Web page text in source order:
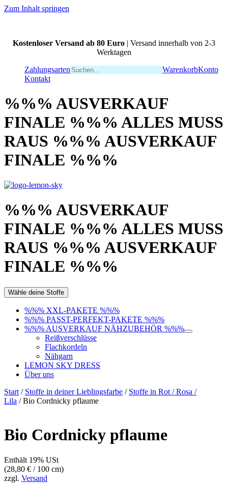
Zum Inhalt springen
Kostenloser Versand ab 80 Euro | Versand innerhalb von 2-3
Werktagen
Zahlungsarten
WarenkorbKonto
Kontakt
%%% AUSVERKAUF
FINALE %%% ALLES MUSS
RAUS %%% AUSVERKAUF
FINALE %%%
%%% AUSVERKAUF
FINALE %%% ALLES MUSS
RAUS %%% AUSVERKAUF
FINALE %%%
Wähle deine Stoffe
%%% XXL-PAKETE %%%
%%% PASST-PERFEKT-PAKETE %%%
%%% AUSVERKAUF NÄHZUBEHÖR %%%
Reißverschlüsse
Flachkordeln
Nähgarn
LEMON SKY DRESS
Über uns
Start / Stoffe in deiner Lieblingsfarbe / Stoffe in Rot / Rosa /
Lila / Bio Cordnicky pflaume
Bio Cordnicky pflaume
Enthält 19% USt
(28,80 € / 100 cm)
zzgl. Versand